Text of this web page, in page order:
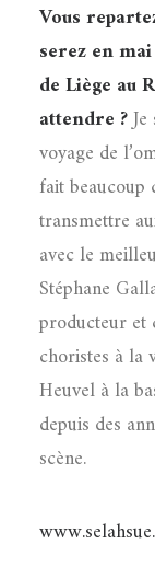
Vous
serez en
de Liège au
attendre ?
voyage de
fait
transmettre
avec le
Stéphane
producteur et
choristes à la
Heuvel à la
depuis des
scène.